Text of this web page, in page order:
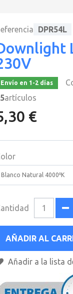
DPR54L
Envío en 1-2 días
artículos
€
Blanco Natural 4000ºK
AÑADIR AL
Añadir a la lista